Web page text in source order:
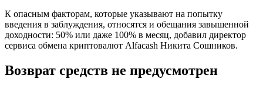
К опасным факторам, которые указывают на попытку
введения в заблуждения, относятся и обещания завышенной
доходности: 50% или даже 100% в месяц, добавил директор
сервиса обмена криптовалют Alfacash Никита Сошников.
Возврат средств не предусмотрен